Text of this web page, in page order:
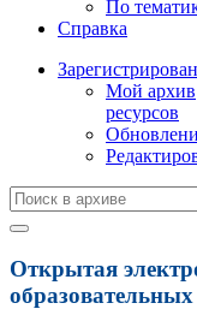
По
Справка
Мой архив
ресурсов
Открытая